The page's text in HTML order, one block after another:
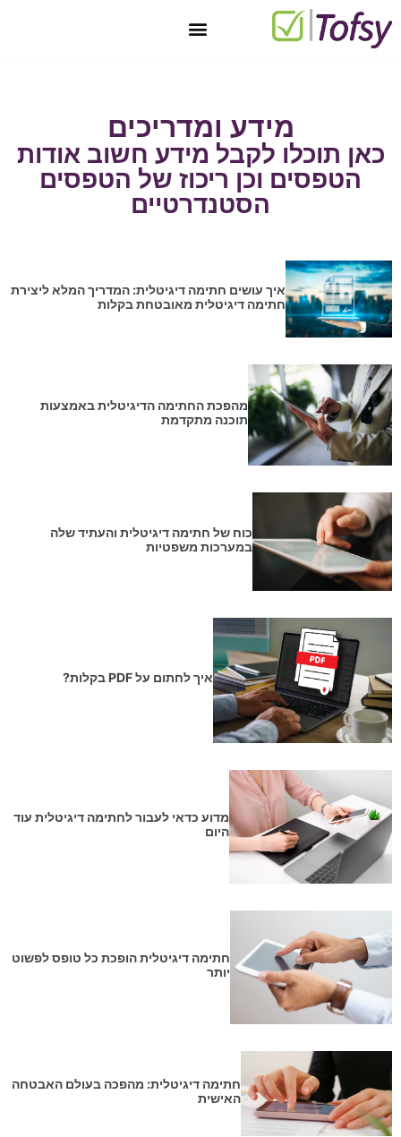
מידע ומדריכים
כאן תוכלו לקבל מידע חשוב אודות
הטפסים וכן ריכוז של הטפסים
הסטנדרטיים
איך עושים חתימה דיגיטלית: המדריך המלא ליצירת
חתימה דיגיטלית מאובטחת בקלות
מהפכת החתימה הדיגיטלית באמצעות
תוכנה מתקדמת
כוח של חתימה דיגיטלית והעתיד שלה
במערכות משפטיות
איך לחתום על PDF בקלות?
מדוע כדאי לעבור לחתימה דיגיטלית עוד
היום
חתימה דיגיטלית הופכת כל טופס לפשוט
יותר
חתימה דיגיטלית: מהפכה בעולם האבטחה
האישית